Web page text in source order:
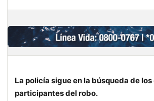
La policía sigue en la búsqueda de
participantes del robo.